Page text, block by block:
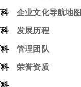
企业文化
发展历程
管理团队
荣誉资质
导航地图